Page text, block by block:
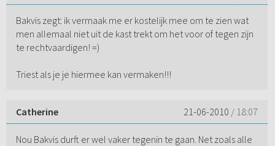
Bakvis zegt: ik vermaak me er kostelijk mee om te zien wat
men allemaal niet uit de kast trekt om het voor of tegen zijn
te rechtvaardigen! =)
Triest als je je hiermee kan vermaken!!!
Catherine 21-06-2010 / 18:07
Nou Bakvis durft er wel vaker tegenin te gaan. Net zoals alle